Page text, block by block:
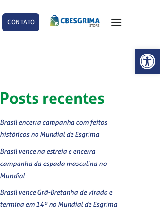
Abrir
CONTATO
Posts recentes
Brasil encerra campanha com feitos
históricos no Mundial de Esgrima
Brasil vence na estreia e encerra
campanha da espada masculina no
Mundial
Brasil vence Grã-Bretanha de virada e
termina em 14º no Mundial de Esgrima